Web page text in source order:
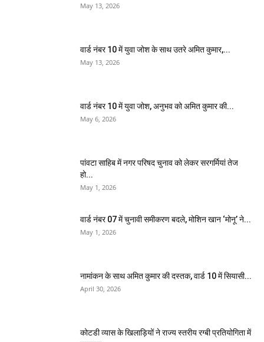
May 13, 2026
वार्ड नंबर 10 में युवा जोश के साथ उतरे अमित कुमार,...
May 13, 2026
वार्ड नंबर 10 में युवा जोश, अनुभव को अमित कुमार की...
May 6, 2026
पांवटा साहिब में नगर परिषद चुनाव को लेकर सरगर्मियां तेज
हो...
May 1, 2026
वार्ड नंबर 07 में चुनावी समीकरण बदले, मोशिन खान ‘मोनू’ ने...
May 1, 2026
नामांकन के साथ अमित कुमार की दस्तक, वार्ड 10 में सियासी...
April 30, 2026
कोटडी व्यास के खिलाड़ियों ने राज्य स्तरीय रग्बी प्रतियोगिता में